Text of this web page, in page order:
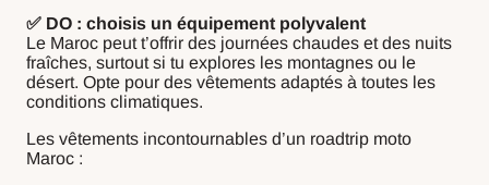
✅ DO : choisis un équipement polyvalent
Le Maroc peut t’offrir des journées chaudes et des nuits
fraîches, surtout si tu explores les montagnes ou le
désert. Opte pour des vêtements adaptés à toutes les
conditions climatiques.
Les vêtements incontournables d’un roadtrip moto
Maroc :